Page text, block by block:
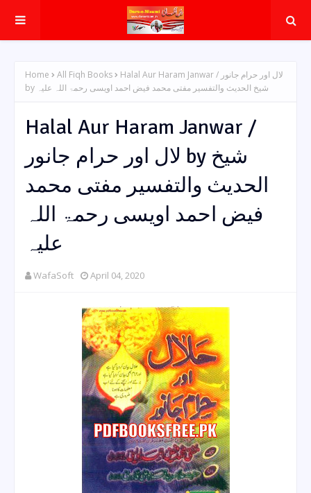
Home All Fiqh Books
Halal Aur Haram Janwar / لال اور حرام جانور
by شیخ الحدیث والتفسیر مفتی محمد فیض احمد اویسی رحمۃ اللہ علیہ
Halal Aur Haram Janwar /
لال اور حرام جانور by شیخ
الحدیث والتفسیر مفتی محمد
فیض احمد اویسی رحمۃ اللہ
علیہ
WafaSoft April 04, 2020